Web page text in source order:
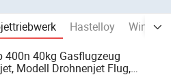
Hastelloy
400n 40kg Gasflugzeug
Modell Drohnenjet Flug,